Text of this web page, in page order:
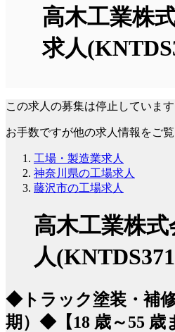
高木工業株
求人
この求人の募集は停止しています
お手数ですが他の求人情報をご覧
工場・製造業求人
神奈川県の工場求人
藤沢市の工場求人
高木工業株
人
◆トラック塗装・補
期）◆【18 歳～55 歳